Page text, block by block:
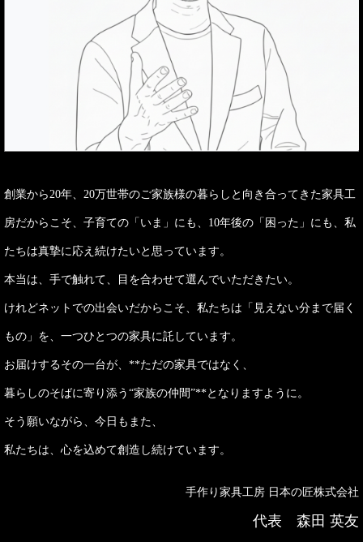
創業から20年、20万世帯のご家族様の暮らしと向き合ってきた家具工
房だからこそ、子育ての「いま」にも、10年後の「困った」にも、私
たちは真摯に応え続けたいと思っています。
本当は、手で触れて、目を合わせて選んでいただきたい。
けれどネットでの出会いだからこそ、私たちは「見えない分まで届く
もの」を、一つひとつの家具に託しています。
お届けするその一台が、**ただの家具ではなく、
暮らしのそばに寄り添う“家族の仲間”**となりますように。
そう願いながら、今日もまた、
私たちは、心を込めて創造し続けています。
手作り家具工房 日本の匠株式会社
代表 森田 英友